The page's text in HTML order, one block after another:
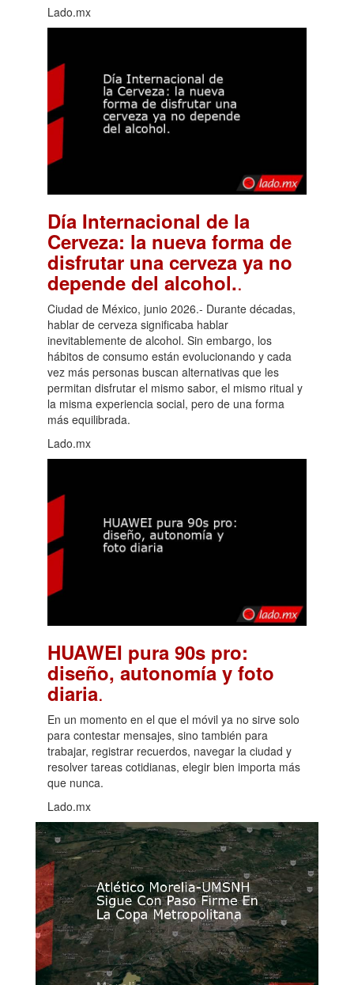
Lado.mx
Día Internacional de la
Cerveza: la nueva forma de
disfrutar una cerveza ya no
depende del alcohol..
Ciudad de México, junio 2026.- Durante décadas,
hablar de cerveza significaba hablar
inevitablemente de alcohol. Sin embargo, los
hábitos de consumo están evolucionando y cada
vez más personas buscan alternativas que les
permitan disfrutar el mismo sabor, el mismo ritual y
la misma experiencia social, pero de una forma
más equilibrada.
Lado.mx
HUAWEI pura 90s pro:
diseño, autonomía y foto
diaria.
En un momento en el que el móvil ya no sirve solo
para contestar mensajes, sino también para
trabajar, registrar recuerdos, navegar la ciudad y
resolver tareas cotidianas, elegir bien importa más
que nunca.
Lado.mx